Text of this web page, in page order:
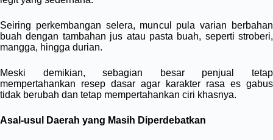
Seiring perkembangan selera, muncul pula varian berbahan
buah dengan tambahan jus atau pasta buah, seperti stroberi,
mangga, hingga durian.
Meski demikian, sebagian besar penjual tetap
mempertahankan resep dasar agar karakter rasa es gabus
tidak berubah dan tetap mempertahankan ciri khasnya.
Asal-usul Daerah yang Masih Diperdebatkan